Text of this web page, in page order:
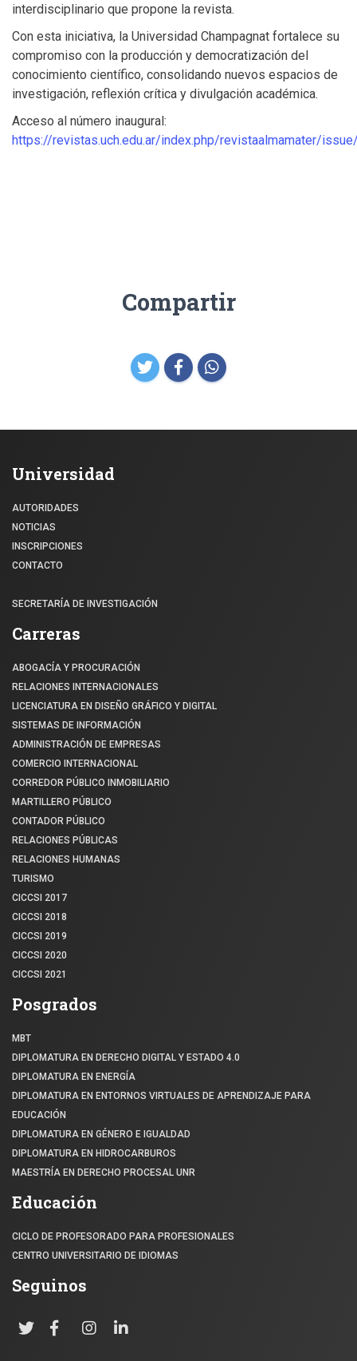
interdisciplinario que propone la revista.
Con esta iniciativa, la Universidad Champagnat fortalece su
compromiso con la producción y democratización del
conocimiento científico, consolidando nuevos espacios de
investigación, reflexión crítica y divulgación académica.
Acceso al número inaugural:
https://revistas.uch.edu.ar/index.php/revistaalmamater/
Compartir
Universidad
AUTORIDADES
NOTICIAS
INSCRIPCIONES
CONTACTO
SECRETARÍA DE INVESTIGACIÓN
Carreras
ABOGACÍA Y PROCURACIÓN
RELACIONES INTERNACIONALES
LICENCIATURA EN DISEÑO GRÁFICO Y DIGITAL
SISTEMAS DE INFORMACIÓN
ADMINISTRACIÓN DE EMPRESAS
COMERCIO INTERNACIONAL
CORREDOR PÚBLICO INMOBILIARIO
MARTILLERO PÚBLICO
CONTADOR PÚBLICO
RELACIONES PÚBLICAS
RELACIONES HUMANAS
TURISMO
CICCSI 2017
CICCSI 2018
CICCSI 2019
CICCSI 2020
CICCSI 2021
Posgrados
MBT
DIPLOMATURA EN DERECHO DIGITAL Y ESTADO 4.0
DIPLOMATURA EN ENERGÍA
DIPLOMATURA EN ENTORNOS VIRTUALES DE APRENDIZAJE PARA
EDUCACIÓN
DIPLOMATURA EN GÉNERO E IGUALDAD
DIPLOMATURA EN HIDROCARBUROS
MAESTRÍA EN DERECHO PROCESAL UNR
Educación
CICLO DE PROFESORADO PARA PROFESIONALES
CENTRO UNIVERSITARIO DE IDIOMAS
Seguinos